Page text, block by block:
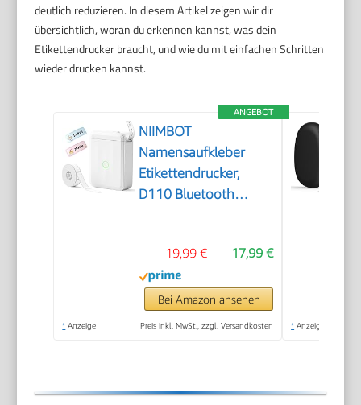
deutlich reduzieren. In diesem Artikel zeigen wir dir
übersichtlich, woran du erkennen kannst, was dein
Etikettendrucker braucht, und wie du mit einfachen Schritten
wieder drucken kannst.
ANGEBOT
NIIMBOT
Namensaufkleber
Etikettendrucker,
D110 Bluetooth
17,99 €
19,99 €
Bei Amazon ansehen
* Anzeige Preis inkl. MwSt., zzgl. Versandkosten * Anzeige